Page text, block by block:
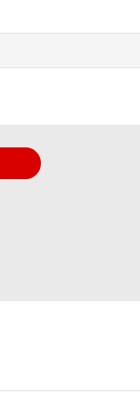
कर्नाटक: एग्रीकल्चर